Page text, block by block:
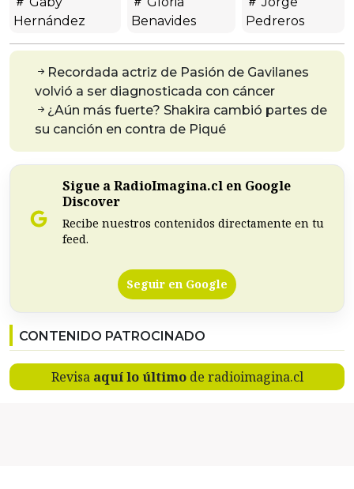
Hernández
Benavides
Pedreros
Recordada actriz de Pasión de Gavilanes
volvió a ser diagnosticada con cáncer
¿Aún más fuerte? Shakira cambió partes de
su canción en contra de Piqué
Sigue a RadioImagina.cl en Google
Discover
Recibe nuestros contenidos directamente en tu
feed.
Seguir en Google
CONTENIDO PATROCINADO
Revisa aquí lo últimode radioimagina.cl